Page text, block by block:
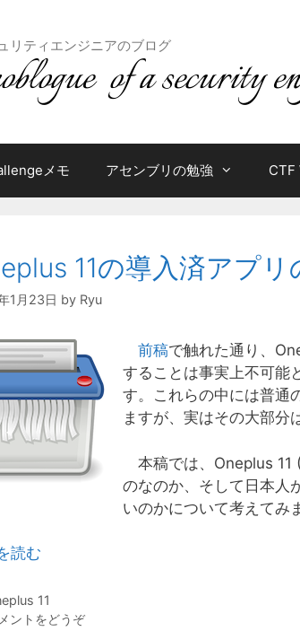
リティエンジニアのブログ
メモ アセンブリの勉強 CTF
11の導入済アプリ
1月23日 by Ryu
前稿で触れた通り、
することは事実上不可能
す。これらの中には普通
ますが、実はその大部分
本稿では、Oneplus 11
のなのか、そして日本人
いのかについて考えてみ
読む
11
ントをどうぞ